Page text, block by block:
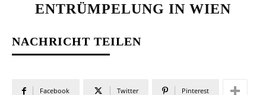
ENTRÜMPELUNG IN WIEN
NACHRICHT TEILEN
Facebook Twitter Pinterest